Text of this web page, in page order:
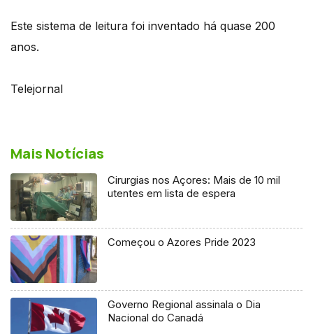
Este sistema de leitura foi inventado há quase 200
anos.
Telejornal
Mais Notícias
Cirurgias nos Açores: Mais de 10 mil
utentes em lista de espera
Começou o Azores Pride 2023
Governo Regional assinala o Dia
Nacional do Canadá